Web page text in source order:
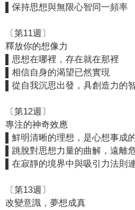
▌保持思想與無限心智同一頻率
〔第11週〕
釋放你的想像力
▌思想在哪裡，存在就在那裡
▌相信自身的渴望已然實現
▌從自我沉思出發，具創造力的
〔第12週〕
專注的神奇效應
▌鮮明清晰的理想，是心想事成
▌跳脫對思想力量的曲解，遠離
▌在寂靜的境界中與吸引力法則
〔第13週〕
改變意識，夢想成真